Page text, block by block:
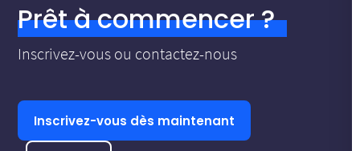
Prêt à commencer ?
Inscrivez-vous ou contactez-nous
Inscrivez-vous dès maintenant